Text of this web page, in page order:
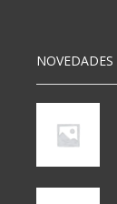
NOVEDADES